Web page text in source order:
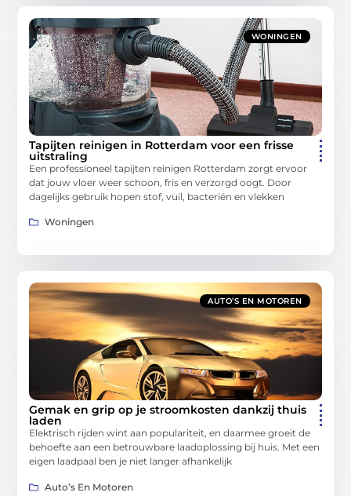
WONINGEN
Tapijten reinigen in Rotterdam voor een frisse
uitstraling
Een professioneel tapijten reinigen Rotterdam zorgt ervoor
dat jouw vloer weer schoon, fris en verzorgd oogt. Door
dagelijks gebruik hopen stof, vuil, bacteriën en vlekken
Woningen
AUTO’S EN MOTOREN
Gemak en grip op je stroomkosten dankzij thuis
laden
Elektrisch rijden wint aan populariteit, en daarmee groeit de
behoefte aan een betrouwbare laadoplossing bij huis. Met een
eigen laadpaal ben je niet langer afhankelijk
Auto’s En Motoren